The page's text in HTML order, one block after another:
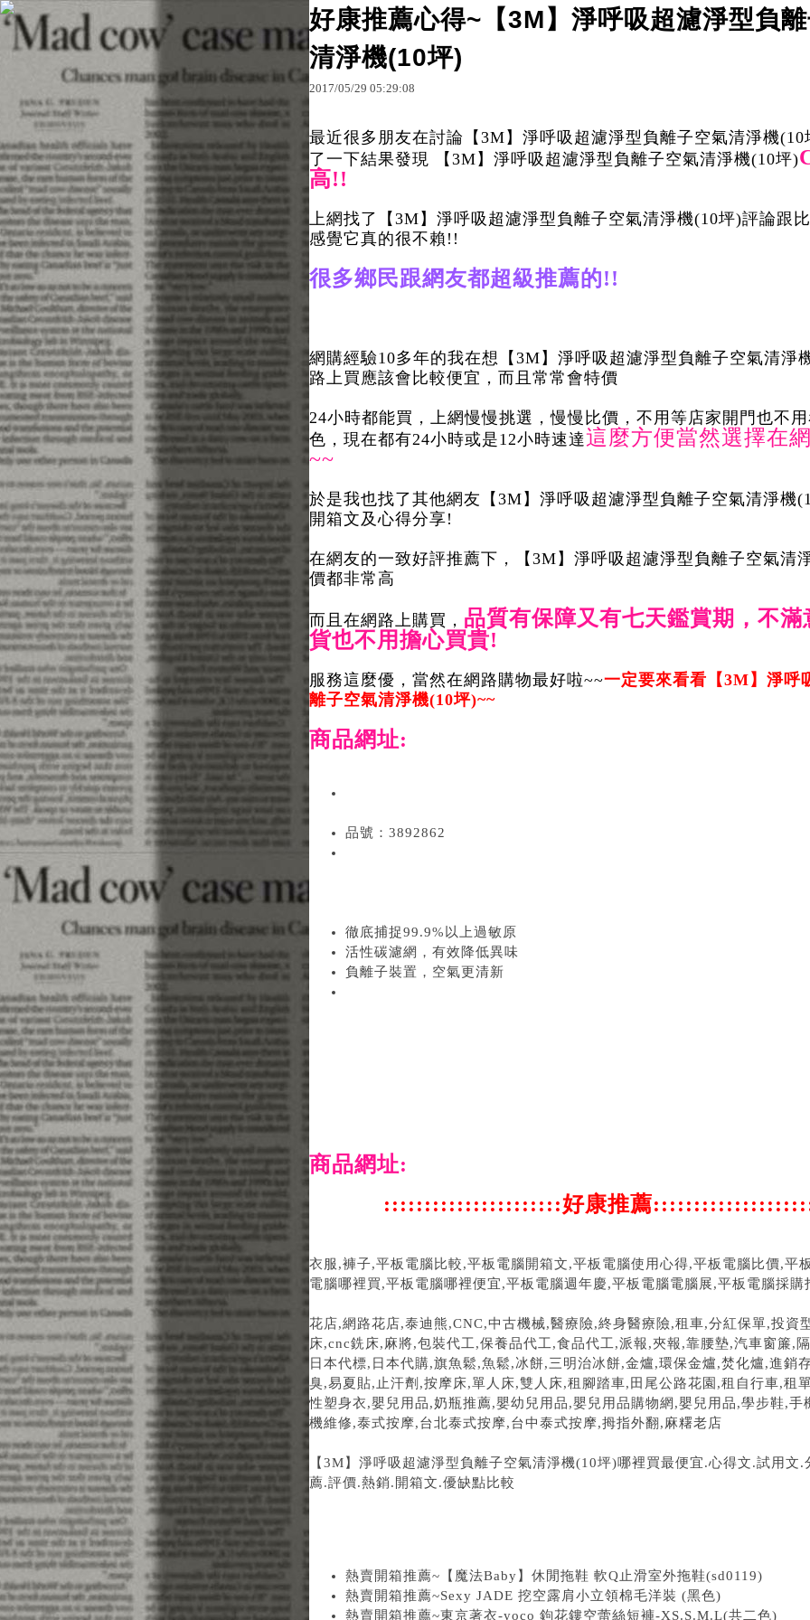
原文網址：http://blog.udn.com/oviekier/103478324
好康推薦心得~【3M】淨呼吸超濾淨型負
清淨機(10坪)
2017/05/29 05:29:08
最近很多朋友在討論【3M】淨呼吸超濾淨型負離子空氣清淨機
了一下結果發現 【3M】淨呼吸超濾淨型負離子空氣清淨機(10坪)
高!!
上網找了【3M】淨呼吸超濾淨型負離子空氣清淨機(10坪)評論跟
感覺它真的很不賴!!
很多鄉民跟網友都超級推薦的!!
網購經驗10多年的我在想【3M】淨呼吸超濾淨型負離子空氣清淨
路上買應該會比較便宜，而且常常會特價
24小時都能買，上網慢慢挑選，慢慢比價，不用等店家開門也不
色，現在都有24小時或是12小時速達這麼方便當然選擇在
~~
於是我也找了其他網友【3M】淨呼吸超濾淨型負離子空氣清淨機
開箱文及心得分享!
在網友的一致好評推薦下，【3M】淨呼吸超濾淨型負離子空氣清
價都非常高
而且在網路上購買， 品質有保障又有七天鑑賞期，不滿
貨也不用擔心買貴!
服務這麼優，當然在網路購物最好啦~~一定要來看看【3M】淨呼
離子空氣清淨機(10坪)~~
商品網址:
品號：3892862
徹底捕捉99.9%以上過敏原
活性碳濾網，有效降低異味
負離子裝置，空氣更清新
商品網址:
::::::::::::::::::::::好康推薦
衣服,褲子,平板電腦比較,平板電腦開箱文,平板電腦使用心得,平板電腦比價,平
電腦哪裡買,平板電腦哪裡便宜,平板電腦週年慶,平板電腦電腦展,平板電腦採購
花店,網路花店,泰迪熊,CNC,中古機械,醫療險,終身醫療險,租車,分紅保單,投資
床,cnc銑床,麻將,包裝代工,保養品代工,食品代工,派報,夾報,靠腰墊,汽車窗簾,
日本代標,日本代購,旗魚鬆,魚鬆,冰餅,三明治冰餅,金爐,環保金爐,焚化爐,進銷
臭,易夏貼,止汗劑,按摩床,單人床,雙人床,租腳踏車,田尾公路花園,租自行車,租
性塑身衣,嬰兒用品,奶瓶推薦,嬰幼兒用品,嬰兒用品購物網,嬰兒用品,學步鞋,手
機維修,泰式按摩,台北泰式按摩,台中泰式按摩,拇指外翻,麻糬老店
【3M】淨呼吸超濾淨型負離子空氣清淨機(10坪)哪裡買最便宜.心得文.試用文
薦.評價.熱銷.開箱文.優缺點比較
熱賣開箱推薦~【魔法Baby】休閒拖鞋 軟Q止滑室外拖鞋(sd0119)
熱賣開箱推薦~Sexy JADE 挖空露肩小立領棉毛洋裝 (黑色)
熱賣開箱推薦~東京著衣-yoco 鉤花鏤空蕾絲短褲-XS.S.M.L(共二色)